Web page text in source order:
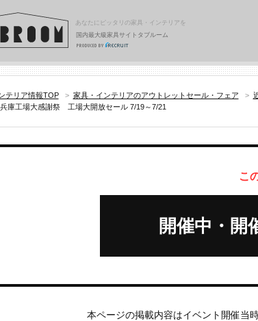
あなたにピッタリの家具・インテリアを
国内最大級家具サイトタブルーム
テリア情報TOP > 家具・インテリアのアウトレットセール・フェア >
庫工場大感謝祭 工場大開放セール 7/19～7/21
こ
開催中・開
本ページの掲載内容はイベント開催当